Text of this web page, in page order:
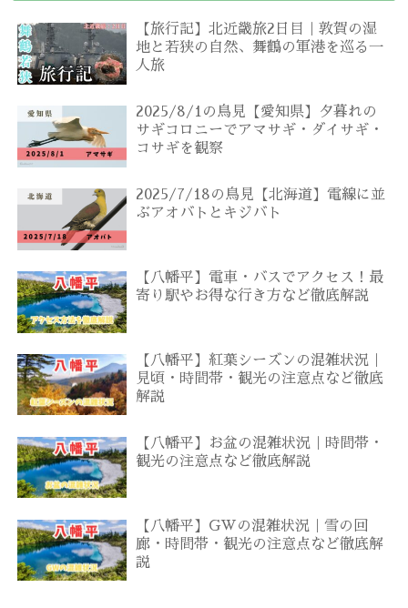
【旅行記】北近畿旅2日目｜敦賀の湿
地と若狭の自然、舞鶴の軍港を巡る一
人旅
2025/8/1の鳥見【愛知県】夕暮れの
サギコロニーでアマサギ・ダイサギ・
コサギを観察
2025/7/18の鳥見【北海道】電線に並
ぶアオバトとキジバト
【八幡平】電車・バスでアクセス！最
寄り駅やお得な行き方など徹底解説
【八幡平】紅葉シーズンの混雑状況｜
見頃・時間帯・観光の注意点など徹底
解説
【八幡平】お盆の混雑状況｜時間帯・
観光の注意点など徹底解説
【八幡平】GWの混雑状況｜雪の回
廊・時間帯・観光の注意点など徹底解
説